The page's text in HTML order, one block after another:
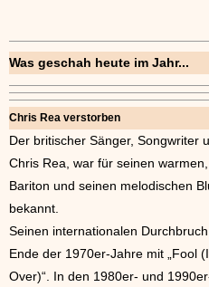
Was geschah heute im Jahr...
Chris Rea verstorben
Der britischer Sänger, Songwriter
Chris Rea, war für seinen
Bariton und seinen melodischen
bekannt.
Seinen internationalen
Ende der 1970er-Jahre mit „Fool
Over)“. In den 1980er- und